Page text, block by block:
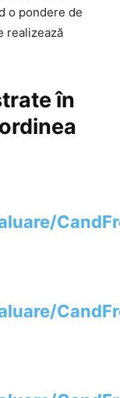
o pondere de
realizează
în